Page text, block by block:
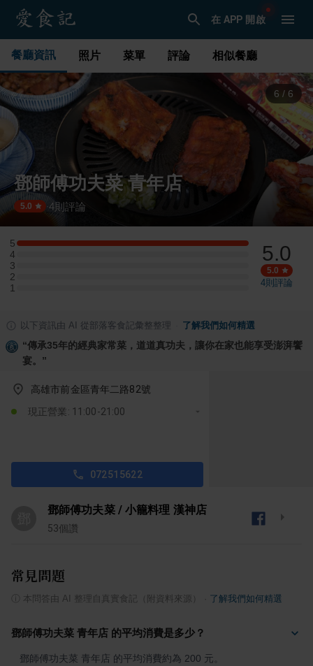
在 APP 開啟
餐廳資訊 照片 菜單 評論 相似餐廳
1 / 6
鄧師傅功夫菜 青年店
5.0 ·4則評論
5
5 星：1 則評論
4
4 星：0 則評論
3
3 星：0 則評論
2
2 星：0 則評論
1
1 星：0 則評論
5.0
5.0
4則評論
以下資訊由 AI 從部落客食記彙整整理 了解我們如何精選
“傳承35年的經典家常菜，道道真功夫，讓你在家也能享受澎湃饗
宴。 ”
高雄市前金區青年二路82號
現正營業: 11:00-21:00
072515622
鄧師傅功夫菜 / 小籠料理 漢神店
53個讚
常見問題
本問答由 AI 整理自真實食記（附資料來源） 了解我們如何精選
鄧師傅功夫菜 青年店 的平均消費是多少？
鄧師傅功夫菜 青年店 的平均消費約為 200 元。